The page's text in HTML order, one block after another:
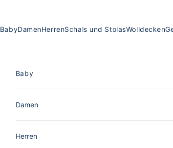
BabyDamenHerrenSchals und StolasWolldecken
Baby
Damen
Herren